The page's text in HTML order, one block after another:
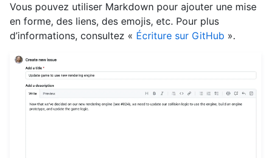
Vous pouvez utiliser Markdown pour ajouter une mise
en forme, des liens, des emojis, etc. Pour plus
d’informations, consultez « Écriture sur GitHub ».